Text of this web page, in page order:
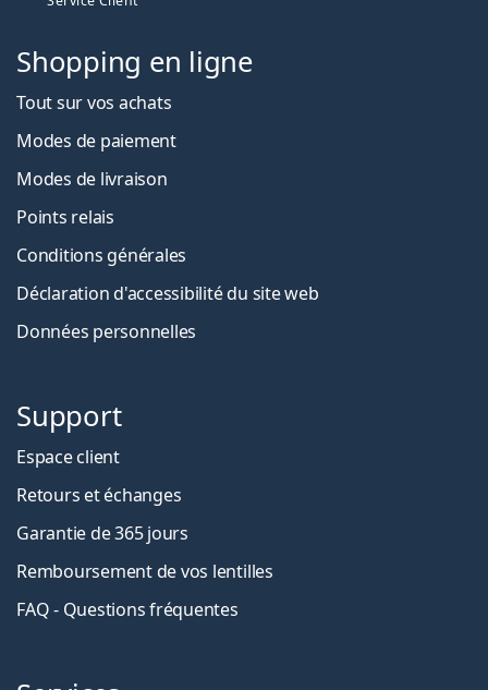
Shopping en ligne
Tout sur vos achats
Modes de paiement
Modes de livraison
Points relais
Conditions générales
Déclaration d'accessibilité du site web
Données personnelles
Support
Espace client
Retours et échanges
Garantie de 365 jours
Remboursement de vos lentilles
FAQ - Questions fréquentes